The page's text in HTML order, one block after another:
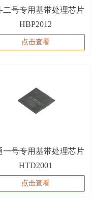
二号专用基带处理芯片
HBP2012
点击查看
一号专用基带处理芯片
HTD2001
点击查看